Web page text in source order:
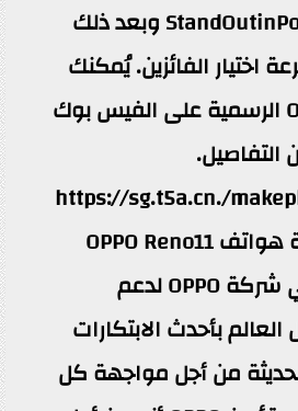
#StandOutinPortraitwithAmr وبعد ذلك
اختيار الفائزين. يُمكنك
زيارة صفحة OPPO الرسمية على الفيس بوك
التفاصيل.
https://sg.t5a.cn./
وتتماشى سلسلة هواتف OPPO Reno11
الجديدة مع سعي شركة OPPO لدعم
بأحدث الابتكارات
من أجل مواجهة كل